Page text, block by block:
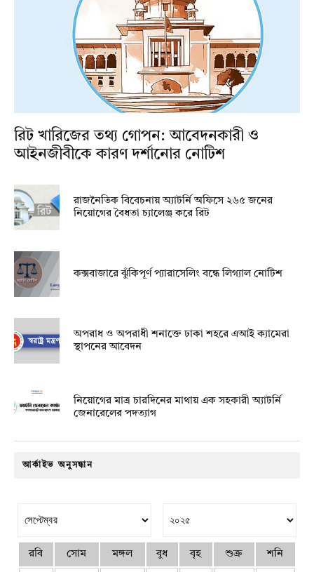
রিট খারিজের তথ্য গোপন: আবেদনকারী ও
আইনজীবীকে কারণ দর্শানোর নোটিশ
রাজনৈতিক বিবেচনায় অ‍্যাটর্নি অফিসে ২৬৫ জনের
নিয়োগের বৈধতা চ্যালেঞ্জ করে রিট
কক্সবাজারে ঝুঁকিপূর্ণ প্যারাসেলিং বন্ধে লিগ্যাল নোটিশ
অপরাধ ও অপরাধী শনাক্তে ঢাকা শহরে এআই ক্যামেরা
স্থাপনের আবেদন
নিয়োগের মাত্র চারদিনের মাথায় এক সহকারী অ্যাটর্নি
জেনারেলের পদত্যাগ
আর্কাইভ অনুসন্ধান
রবি সোম মঙ্গল বুধ বৃহ শুক্র শনি